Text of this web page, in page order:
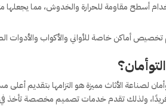
أسطح مقاومة للحرارة والخدوش، مما يجعلها
تخصيص أماكن خاصة للأواني والأكواب والأدوات
لصناعة الأثاث مميزة هو التزامها بتقديم
ولذلك تقدم خدمات تصميم مخصصة تأخذ في